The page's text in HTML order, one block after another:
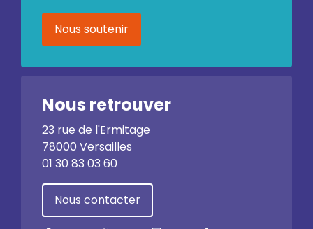
Nous soutenir
Nous retrouver
23 rue de l'Ermitage
78000 Versailles
01 30 83 03 60
Nous contacter